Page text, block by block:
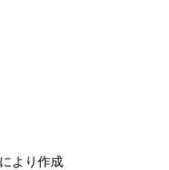
より作成